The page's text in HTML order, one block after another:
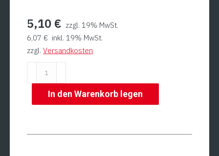
5,10 € zzgl. 19% MwSt.
6,07 € inkl. 19% MwSt.
zzgl. Versandkosten
PM84
In den Warenkorb legen